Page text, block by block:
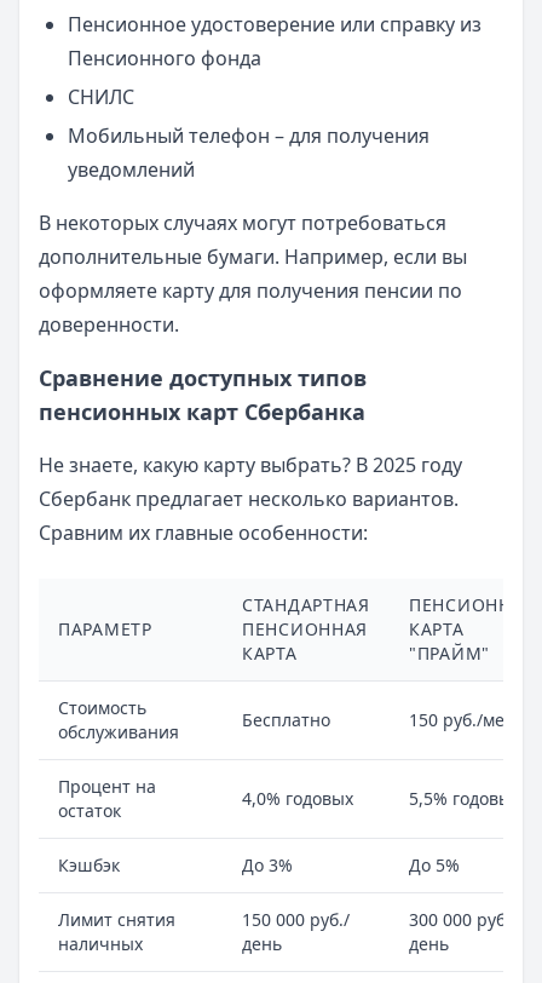
Пенсионное удостоверение или справку из
Пенсионного фонда
СНИЛС
Мобильный телефон – для получения
уведомлений
В некоторых случаях могут потребоваться
дополнительные бумаги. Например, если вы
оформляете карту для получения пенсии по
доверенности.
Сравнение доступных типов
пенсионных карт Сбербанка
Не знаете, какую карту выбрать? В 2025 году
Сбербанк предлагает несколько вариантов.
Сравним их главные особенности:
ПАРАМЕТР
СТАНДАРТНАЯ
ПЕНСИОННАЯ
КАРТА
ПЕНСИОННАЯ
КАРТА
"ПРАЙМ"
Стоимость
обслуживания
Бесплатно 150 руб./мес.
Процент на
остаток
4,0% годовых 5,5% годовых
Кэшбэк До 3% До 5%
Лимит снятия
наличных
150 000 руб./
день
300 000 руб./
день